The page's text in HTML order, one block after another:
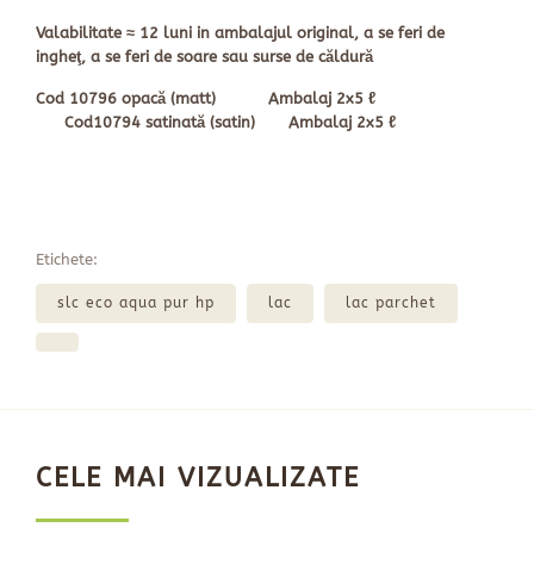
Valabilitate ≈ 12 luni in ambalajul original, a se feri de
ingheţ, a se feri de soare sau surse de căldură
Cod 10796 opacă (matt) Ambalaj 2x5 ℓ
Cod10794 satinată (satin) Ambalaj 2x5 ℓ
Etichete:
slc eco aqua pur hp lac lac parchet
CELE MAI VIZUALIZATE